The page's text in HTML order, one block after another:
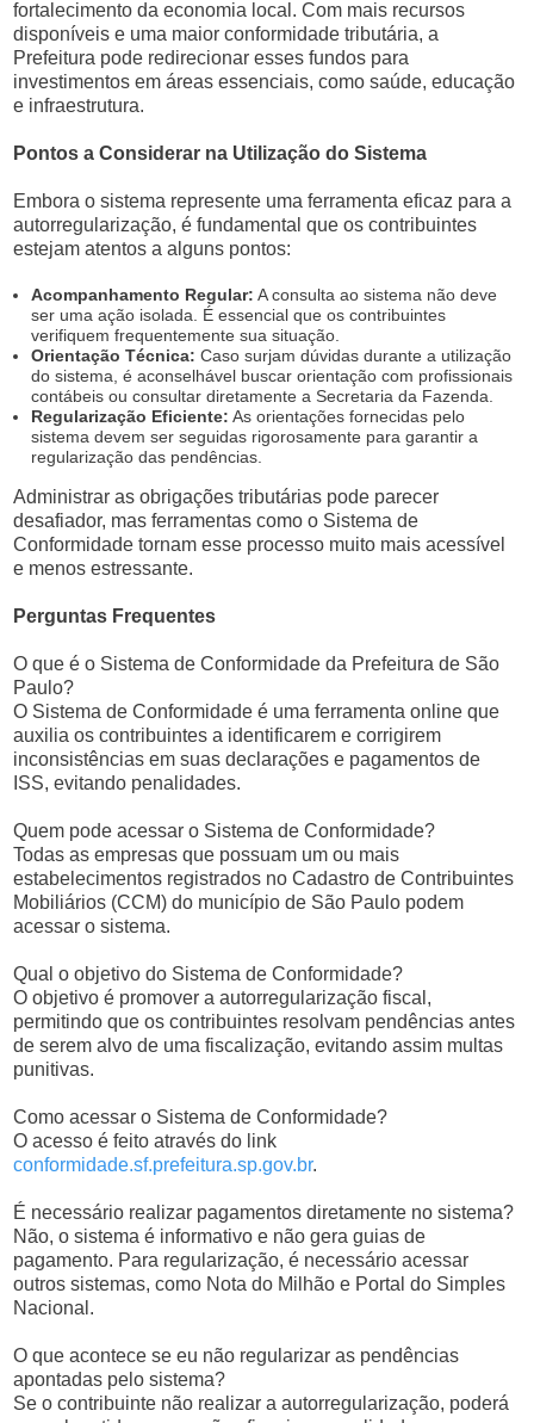
fortalecimento da economia local. Com mais recursos
disponíveis e uma maior conformidade tributária, a
Prefeitura pode redirecionar esses fundos para
investimentos em áreas essenciais, como saúde, educação
e infraestrutura.
Pontos a Considerar na Utilização do Sistema
Embora o sistema represente uma ferramenta eficaz para a
autorregularização, é fundamental que os contribuintes
estejam atentos a alguns pontos:
Acompanhamento Regular: A consulta ao sistema não deve
ser uma ação isolada. É essencial que os contribuintes
verifiquem frequentemente sua situação.
Orientação Técnica: Caso surjam dúvidas durante a utilização
do sistema, é aconselhável buscar orientação com profissionais
contábeis ou consultar diretamente a Secretaria da Fazenda.
Regularização Eficiente: As orientações fornecidas pelo
sistema devem ser seguidas rigorosamente para garantir a
regularização das pendências.
Administrar as obrigações tributárias pode parecer
desafiador, mas ferramentas como o Sistema de
Conformidade tornam esse processo muito mais acessível
e menos estressante.
Perguntas Frequentes
O que é o Sistema de Conformidade da Prefeitura de São
Paulo?
O Sistema de Conformidade é uma ferramenta online que
auxilia os contribuintes a identificarem e corrigirem
inconsistências em suas declarações e pagamentos de
ISS, evitando penalidades.
Quem pode acessar o Sistema de Conformidade?
Todas as empresas que possuam um ou mais
estabelecimentos registrados no Cadastro de Contribuintes
Mobiliários (CCM) do município de São Paulo podem
acessar o sistema.
Qual o objetivo do Sistema de Conformidade?
O objetivo é promover a autorregularização fiscal,
permitindo que os contribuintes resolvam pendências antes
de serem alvo de uma fiscalização, evitando assim multas
punitivas.
Como acessar o Sistema de Conformidade?
O acesso é feito através do link
conformidade.sf.prefeitura.sp.gov.br.
É necessário realizar pagamentos diretamente no sistema?
Não, o sistema é informativo e não gera guias de
pagamento. Para regularização, é necessário acessar
outros sistemas, como Nota do Milhão e Portal do Simples
Nacional.
O que acontece se eu não regularizar as pendências
apontadas pelo sistema?
Se o contribuinte não realizar a autorregularização, poderá